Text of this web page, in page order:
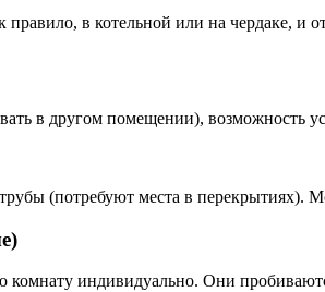
в котельной или на чердаке, и
в другом помещении), возможность
(потребуют места в перекрытиях).
индивидуально. Они